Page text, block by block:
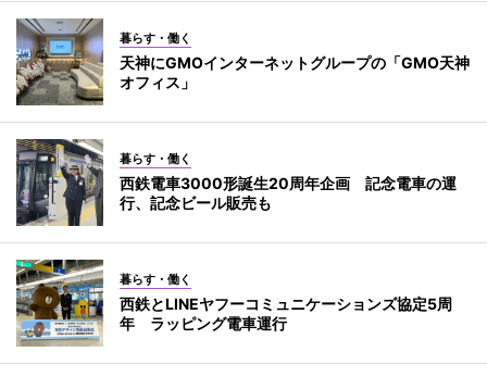
暮らす・働く
天神にGMOインターネットグループの「GMO天神
オフィス」
暮らす・働く
西鉄電車3000形誕生20周年企画 記念電車の運
行、記念ビール販売も
暮らす・働く
西鉄とLINEヤフーコミュニケーションズ協定5周
年 ラッピング電車運行